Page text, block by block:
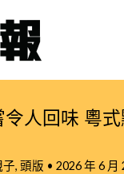
人回味 粵
子, 頭版 • 2026 年 6 月